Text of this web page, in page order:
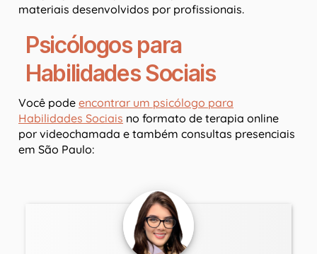
materiais desenvolvidos por profissionais.
Psicólogos para
Habilidades Sociais
Você pode encontrar um psicólogo para
Habilidades Sociais no formato de terapia online
por videochamada e também consultas presenciais
em São Paulo: